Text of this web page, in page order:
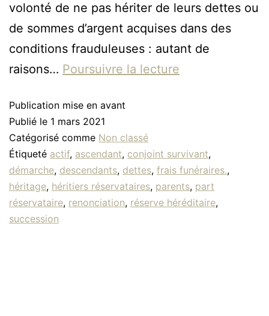
volonté de ne pas hériter de leurs dettes ou
de sommes d’argent acquises dans des
conditions frauduleuses : autant de
raisons… Poursuivre la lecture
Publication mise en avant
Publié le 1 mars 2021
Catégorisé comme Non classé
Étiqueté actif, ascendant, conjoint survivant,
démarche, descendants, dettes, frais funéraires.,
héritage, héritiers réservataires, parents, part
réservataire, renonciation, réserve héréditaire,
succession